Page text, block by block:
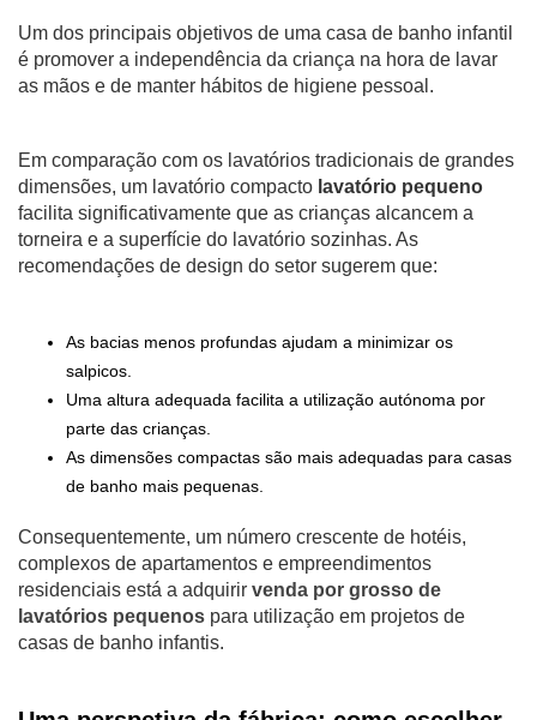
Um dos principais objetivos de uma casa de banho infantil
é promover a independência da criança na hora de lavar
as mãos e de manter hábitos de higiene pessoal.
Em comparação com os lavatórios tradicionais de grandes
dimensões, um lavatório compacto lavatório pequeno
facilita significativamente que as crianças alcancem a
torneira e a superfície do lavatório sozinhas. As
recomendações de design do setor sugerem que:
As bacias menos profundas ajudam a minimizar os
salpicos.
Uma altura adequada facilita a utilização autónoma por
parte das crianças.
As dimensões compactas são mais adequadas para casas
de banho mais pequenas.
Consequentemente, um número crescente de hotéis,
complexos de apartamentos e empreendimentos
residenciais está a adquirir venda por grosso de
lavatórios pequenos para utilização em projetos de
casas de banho infantis.